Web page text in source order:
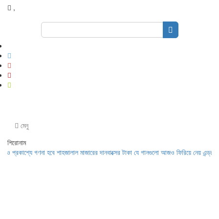
,
Search
মেনু
শিরোনাম
গণনা হবে শাহজালাল মাজারের দানবাক্সের টাকাযে গানগুলো আজও ফিরিয়ে নেয় এন্ড্রু